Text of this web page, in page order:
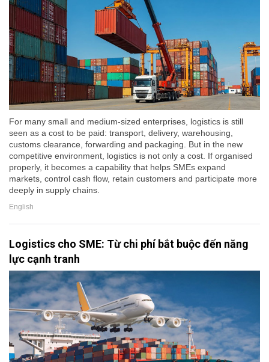
For many small and medium-sized enterprises, logistics is still
seen as a cost to be paid: transport, delivery, warehousing,
customs clearance, forwarding and packaging. But in the new
competitive environment, logistics is not only a cost. If organised
properly, it becomes a capability that helps SMEs expand
markets, control cash flow, retain customers and participate more
deeply in supply chains.
English
Logistics cho SME: Từ chi phí bắt buộc đến năng
lực cạnh tranh